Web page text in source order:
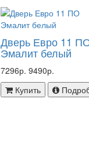
Дверь Евро 11
Эмалит белый
7296р. 9490р.
Купить